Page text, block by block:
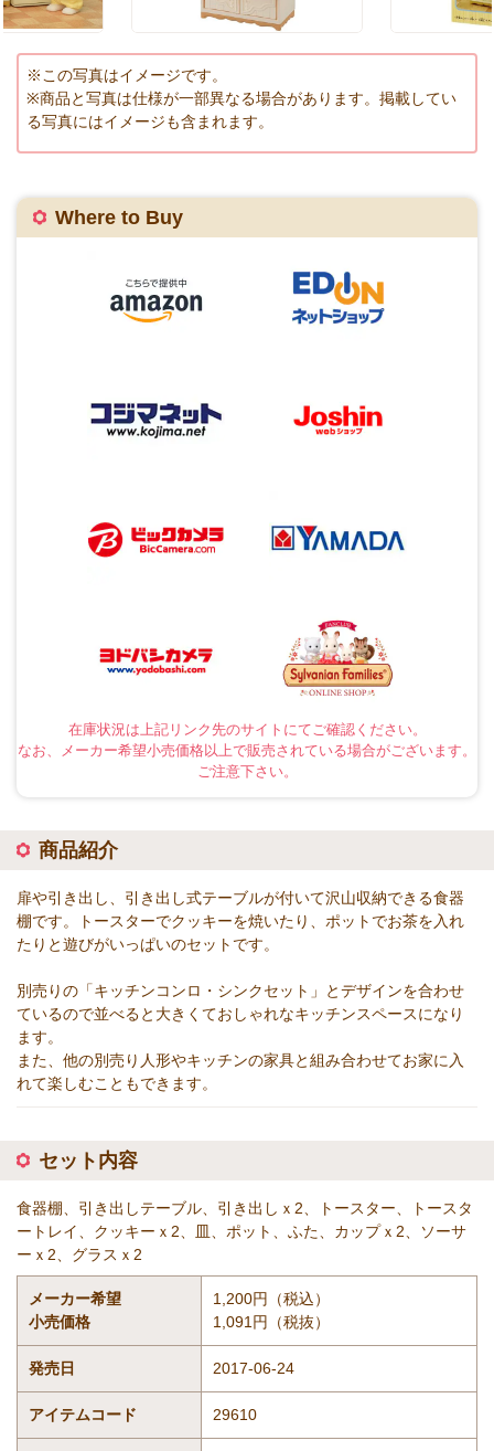
※この写真はイメージです。
※商品と写真は仕様が一部異なる場合があります。掲載してい
る写真にはイメージも含まれます。
Where to Buy
在庫状況は上記リンク先のサイトにてご確認ください。
なお、メーカー希望小売価格以上で販売されている場合がございます。
ご注意下さい。
商品紹介
扉や引き出し、引き出し式テーブルが付いて沢山収納できる食器
棚です。トースターでクッキーを焼いたり、ポットでお茶を入れ
たりと遊びがいっぱいのセットです。
別売りの「キッチンコンロ・シンクセット」とデザインを合わせ
ているので並べると大きくておしゃれなキッチンスペースになり
ます。
また、他の別売り人形やキッチンの家具と組み合わせてお家に入
れて楽しむこともできます。
セット内容
食器棚、引き出しテーブル、引き出しｘ2、トースター、トースタ
ートレイ、クッキーｘ2、皿、ポット、ふた、カップｘ2、ソーサ
ーｘ2、グラスｘ2
メーカー希望
小売価格
1,200円（税込）
1,091円（税抜）
発売日 2017-06-24
アイテムコード 29610